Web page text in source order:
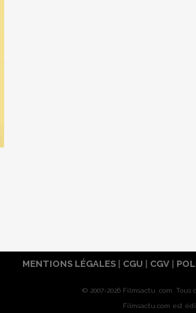
MENTIONS LÉGALES | CGU | CGV |
© 2007-2026 Filmsactu .com.
Filmsactu .com est